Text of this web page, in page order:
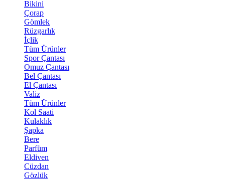
Bikini
Çorap
Gömlek
Rüzgarlık
İçlik
Tüm Ürünler
Spor Çantası
Omuz Çantası
Bel Çantası
El Çantası
Valiz
Tüm Ürünler
Kol Saati
Kulaklık
Şapka
Bere
Parfüm
Eldiven
Cüzdan
Gözlük